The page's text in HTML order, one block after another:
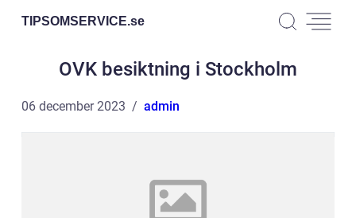
TIPSOMSERVICE.se
OVK besiktning i Stockholm
06 december 2023 admin